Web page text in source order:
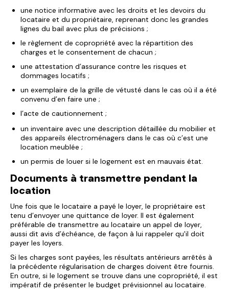
une notice informative avec les droits et les devoirs du
locataire et du propriétaire, reprenant donc les grandes
lignes du bail avec plus de précisions ;
le règlement de copropriété avec la répartition des
charges et le consentement de chacun ;
une attestation d’assurance contre les risques et
dommages locatifs ;
un exemplaire de la grille de vétusté dans le cas où il a été
convenu d’en faire une ;
l’acte de cautionnement ;
un inventaire avec une description détaillée du mobilier et
des appareils électroménagers dans le cas où c’est une
location meublée ;
un permis de louer si le logement est en mauvais état.
Documents à transmettre pendant la
location
Une fois que le locataire a payé le loyer, le propriétaire est
tenu d’envoyer une quittance de loyer. Il est également
préférable de transmettre au locataire un appel de loyer,
aussi dit avis d’échéance, de façon à lui rappeler qu'il doit
payer les loyers.
Si les charges sont payées, les résultats antérieurs arrêtés à
la précédente régularisation de charges doivent être fournis.
En outre, si le logement se trouve dans une copropriété, il est
impératif de présenter le budget prévisionnel au locataire.